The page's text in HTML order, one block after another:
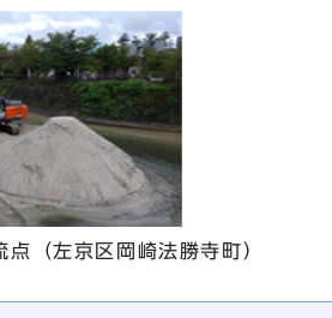
（左京区岡崎法勝寺町）